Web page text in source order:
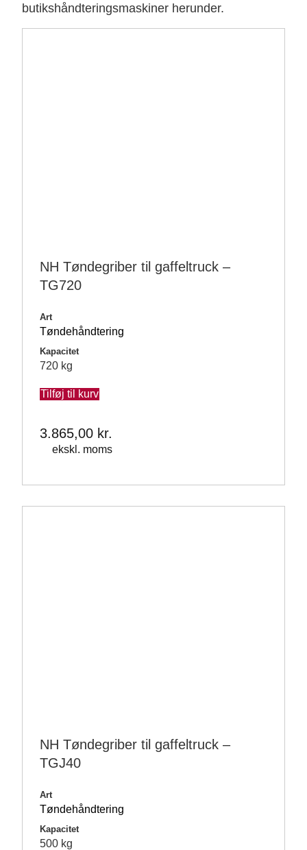
butikshåndteringsmaskiner herunder.
NH Tøndegriber til gaffeltruck –
TG720
Art
Tøndehåndtering
Kapacitet
720 kg
Tilføj til kurv
3.865,00 kr.
ekskl. moms
NH Tøndegriber til gaffeltruck –
TGJ40
Art
Tøndehåndtering
Kapacitet
500 kg